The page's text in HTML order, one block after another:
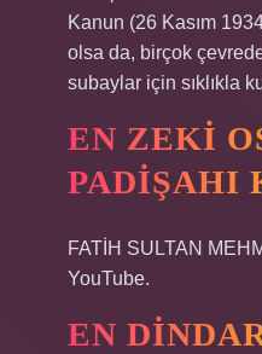
Kanun (26 Kasım
olsa da, birçok
subaylar için sıklıkla
EN ZEKI
PADIŞAHI
FATİH SULTAN
YouTube.
EN